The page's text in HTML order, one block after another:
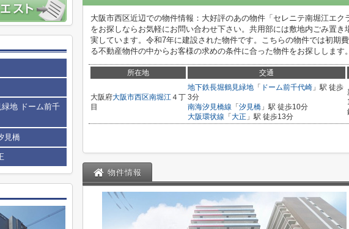
大阪市西区近辺での物件情報：大好評のあの物件「セレニテ南堀江エ
をお探しならお気軽にお問い合わせ下さい。共用部には敷地内ごみ置
実しています。令和7年に建設された物件です。こちらの物件では初期
る不動産物件の中からお客様の求めの条件に合った物件をお探しします
所在地 交通
大阪府大阪市西区南堀江４丁
目
地下鉄長堀鶴見緑地 「 ドーム前千代崎 」駅 徒歩
3分
南海汐見橋線 「 汐見橋 」駅 徒歩10分
大阪環状線 「 大正 」駅 徒歩13分
物件情報
地 ドーム前千
見橋